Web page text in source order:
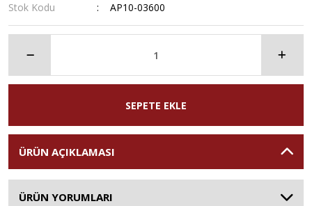
Stok Kodu
AP10-03600
SEPETE EKLE
ÜRÜN AÇIKLAMASI
ÜRÜN YORUMLARI